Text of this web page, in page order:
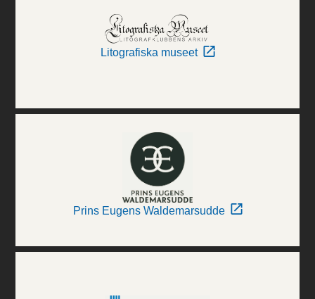
Litografiska museet
Prins Eugens Waldemarsudde